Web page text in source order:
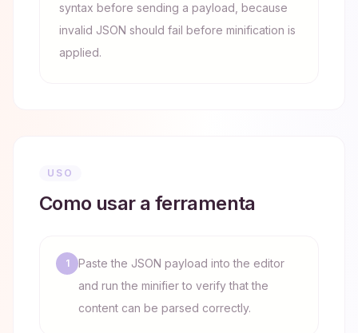
syntax before sending a payload, because
invalid JSON should fail before minification is
applied.
USO
Como usar a ferramenta
1
Paste the JSON payload into the editor
and run the minifier to verify that the
content can be parsed correctly.